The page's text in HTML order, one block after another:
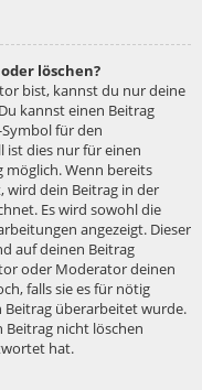
löschen?
bist, kannst du nur deine
kannst einen Beitrag
für den
ist dies nur für einen
möglich. Wenn bereits
wird dein Beitrag in der
Es wird sowohl die
angezeigt. Dieser
auf deinen Beitrag
oder Moderator deinen
falls sie es für nötig
Beitrag überarbeitet wurde.
Beitrag nicht löschen
hat.